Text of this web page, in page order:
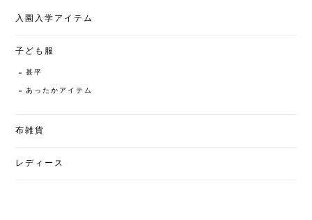
入園入学アイテム
子ども服
甚平
あったかアイテム
布雑貨
レディース